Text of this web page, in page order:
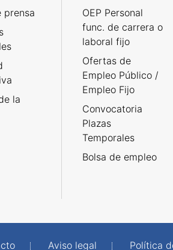
prensa
la
OEP Personal
func. de carrera o
laboral fijo
Ofertas de
Empleo Público /
Empleo Fijo
Convocatoria
Plazas
Temporales
Bolsa de empleo
Aviso legal Política